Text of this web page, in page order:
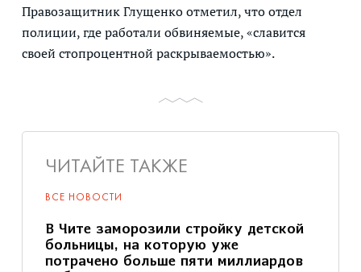
Правозащитник Глущенко отметил, что отдел
полиции, где работали обвиняемые, «славится
своей стопроцентной раскрываемостью».
ЧИТАЙТЕ ТАКЖЕ
ВСЕ НОВОСТИ
В Чите заморозили стройку детской
больницы, на которую уже
потрачено больше пяти миллиардов